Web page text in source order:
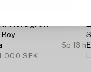
Nordgren
5p 13 h
000 SEK